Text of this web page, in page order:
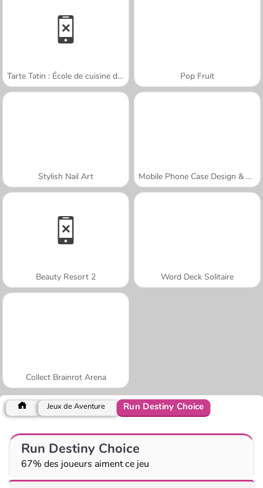
Tarte Tatin : École de cuisine de Sara Pop Fruit
Stylish Nail Art Mobile Phone Case Design & DIY
Beauty Resort 2 Word Deck Solitaire
Collect Brainrot Arena
Jeux de Aventure Run Destiny Choice
Run Destiny Choice
67% des joueurs aiment ce jeu